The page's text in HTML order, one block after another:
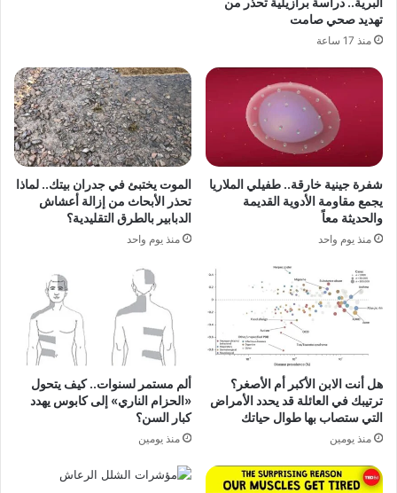
تهديد صحي صامت
منذ 17 ساعة
شفرة جينية خارقة.. طفيلي الملاريا
يجمع مقاومة الأدوية القديمة
والحديثة معاً
منذ يوم واحد
الموت يختبئ في جدران بيتك.. لماذا
تحذر الأبحاث من إزالة أعشاش
الدبابير بالطرق التقليدية؟
منذ يوم واحد
هل أنت الابن الأكبر أم الأصغر؟
ترتيبك في العائلة قد يحدد الأمراض
التي ستصاب بها طوال حياتك
منذ يومين
ألم مستمر لسنوات.. كيف يتحول
«الحزام الناري» إلى كابوس يهدد
كبار السن؟
منذ يومين